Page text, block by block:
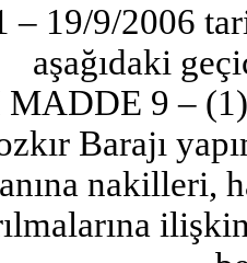
19/9/2006
aşağıdaki
MADDE 9 –
Barajı
nakilleri,